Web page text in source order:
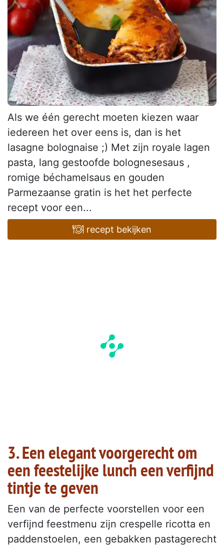
Als we één gerecht moeten kiezen waar
iedereen het over eens is, dan is het
lasagne bolognaise ;) Met zijn royale lagen
pasta, lang gestoofde bolognesesaus ,
romige béchamelsaus en gouden
Parmezaanse gratin is het het perfecte
recept voor een...
recept bekijken
3. Een elegant voorgerecht om
een feestelijke lunch een verfijnd
tintje te geven
Een van de perfecte voorstellen voor een
verfijnd feestmenu zijn crespelle ricotta en
paddenstoelen, een gebakken pastagerecht